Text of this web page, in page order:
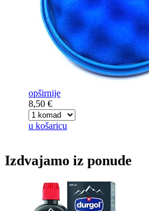
opširnije
8,50 €
u košaricu
Izdvajamo iz ponude